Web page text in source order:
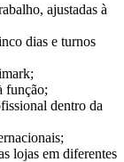
ajustadas à
dias e turnos
função;
dentro da
lojas em diferentes